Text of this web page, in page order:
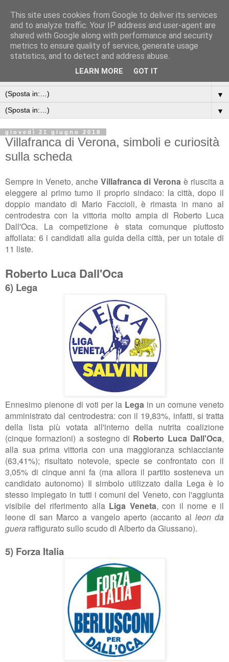
▼
▼
giovedì 21 giugno 2018
Villafranca di Verona, simboli e curiosità
sulla scheda
Sempre in Veneto, anche Villafranca di Verona è riuscita a
eleggere al primo turno il proprio sindaco: la città, dopo il
doppio mandato di Mario Faccioli, è rimasta in mano al
centrodestra con la vittoria molto ampia di Roberto Luca
Dall'Oca. La competizione è stata comunque piuttosto
affollata: 6 i candidati alla guida della città, per un totale di
11 liste.
Roberto Luca Dall'Oca
6) Lega
Ennesimo pienone di voti per la Lega in un comune veneto
amministrato dal centrodestra: con il 19,83%, infatti, si tratta
della lista più votata all'interno della nutrita coalizione
(cinque formazioni) a sostegno di Roberto Luca Dall'Oca,
alla sua prima vittoria con una maggioranza schiacciante
(63,41%); risultato notevole, specie se confrontato con il
3,05% di cinque anni fa (ma allora il partito sosteneva un
candidato autonomo) Il simbolo utilizzato dalla Lega è lo
stesso impiegato in tutti i comuni del Veneto, con l'aggiunta
visibile del riferimento alla Liga Veneta, con il nome e il
leone di san Marco a vangelo aperto (accanto al leon da
guera raffigurato sullo scudo di Alberto da Giussano).
5) Forza Italia
This site uses cookies from Google to deliver its services
and to analyze traffic. Your IP address and user-agent are
shared with Google along with performance and security
metrics to ensure quality of service, generate usage
statistics, and to detect and address abuse.
LEARN MORE GOT IT